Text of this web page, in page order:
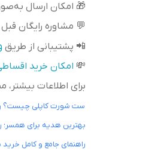
🎁 امکان ارسال
💬 مشاوره رایگان قبل
📲 پشتیبانی از طریق
💸 امکان خرید
برای اطلاعات بیشتر،
ست شورت کاپلی چیست؟
بهترین هدیه برای همسر؛
راهنمای جامع و کامل